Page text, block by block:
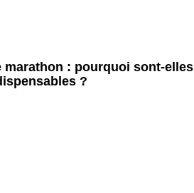
marathon : pourquoi sont-elles
?